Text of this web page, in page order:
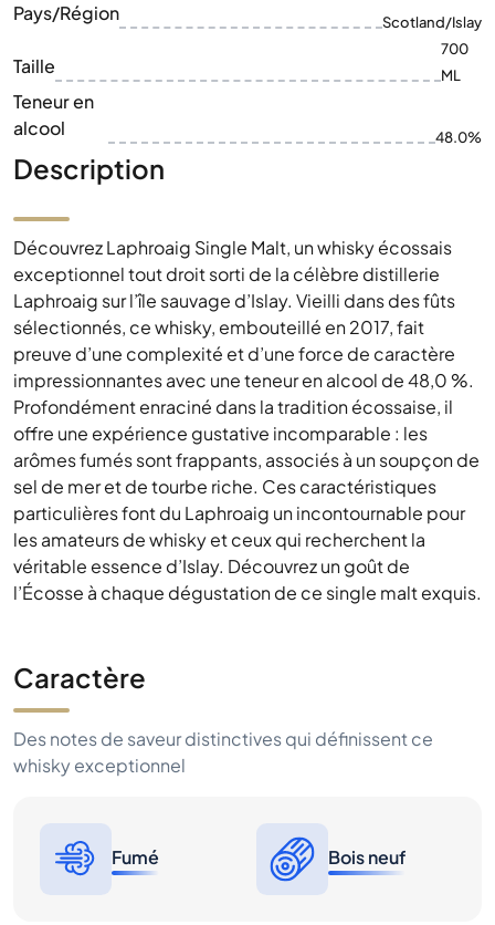
Pays/Région Scotland/Islay
Taille
700
ML
Teneur en
alcool
48.0%
Description
Découvrez Laphroaig Single Malt, un whisky écossais
exceptionnel tout droit sorti de la célèbre distillerie
Laphroaig sur l’île sauvage d’Islay. Vieilli dans des fûts
sélectionnés, ce whisky, embouteillé en 2017, fait
preuve d’une complexité et d’une force de caractère
impressionnantes avec une teneur en alcool de 48,0 %.
Profondément enraciné dans la tradition écossaise, il
offre une expérience gustative incomparable : les
arômes fumés sont frappants, associés à un soupçon de
sel de mer et de tourbe riche. Ces caractéristiques
particulières font du Laphroaig un incontournable pour
les amateurs de whisky et ceux qui recherchent la
véritable essence d’Islay. Découvrez un goût de
l’Écosse à chaque dégustation de ce single malt exquis.
Caractère
Des notes de saveur distinctives qui définissent ce
whisky exceptionnel
Fumé Bois neuf